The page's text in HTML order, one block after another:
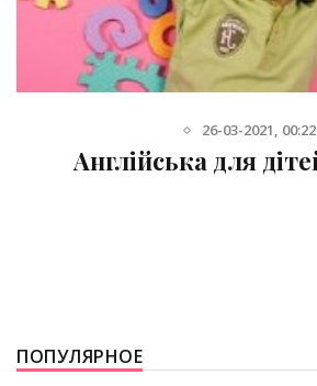
26-03-2021, 00:22
Англійська для
ПОПУЛЯРНОЕ